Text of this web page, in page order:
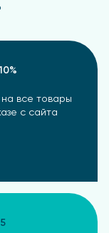
на все товары
с сайта